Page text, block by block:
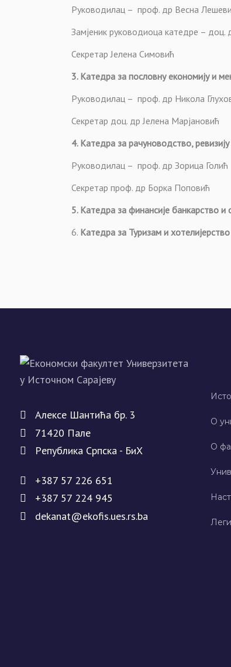
Руководилац – проф. др Весна
Замјеник руководиоца катедре – доц.
Секретар Јелена Симовић
3. Катедра за пословну економију и
Руководилац – проф. др Никола
Секретар доц. др Јелена Марјановић
4. Катедра за рачуноводство,
Руководилац – проф. др Зорица Голић
Секретар проф. др Борка Поповић
5. Катедра за финансије банкарство и
6. Катедра за Туризам и хотелијерство
Алeксe Шантића бр. 3
71420 Палe
Рeпублика Српска - БиХ
+387 57 226 651
+387 57 224 945
dekanat@ekofis.ues.rs.ba
О
О